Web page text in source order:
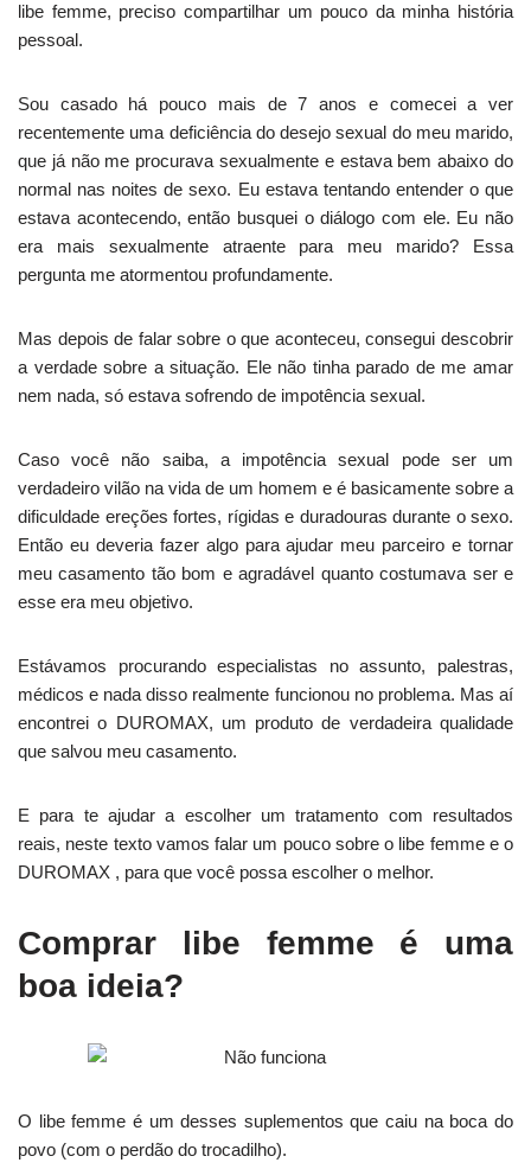
libe femme, preciso compartilhar um pouco da minha história
pessoal.
Sou casado há pouco mais de 7 anos e comecei a ver
recentemente uma deficiência do desejo sexual do meu marido,
que já não me procurava sexualmente e estava bem abaixo do
normal nas noites de sexo. Eu estava tentando entender o que
estava acontecendo, então busquei o diálogo com ele. Eu não
era mais sexualmente atraente para meu marido? Essa
pergunta me atormentou profundamente.
Mas depois de falar sobre o que aconteceu, consegui descobrir
a verdade sobre a situação. Ele não tinha parado de me amar
nem nada, só estava sofrendo de impotência sexual.
Caso você não saiba, a impotência sexual pode ser um
verdadeiro vilão na vida de um homem e é basicamente sobre a
dificuldade ereções fortes, rígidas e duradouras durante o sexo.
Então eu deveria fazer algo para ajudar meu parceiro e tornar
meu casamento tão bom e agradável quanto costumava ser e
esse era meu objetivo.
Estávamos procurando especialistas no assunto, palestras,
médicos e nada disso realmente funcionou no problema. Mas aí
encontrei o DUROMAX, um produto de verdadeira qualidade
que salvou meu casamento.
E para te ajudar a escolher um tratamento com resultados
reais, neste texto vamos falar um pouco sobre o libe femme e o
DUROMAX , para que você possa escolher o melhor.
Comprar libe femme é uma
boa ideia?
O libe femme é um desses suplementos que caiu na boca do
povo (com o perdão do trocadilho).